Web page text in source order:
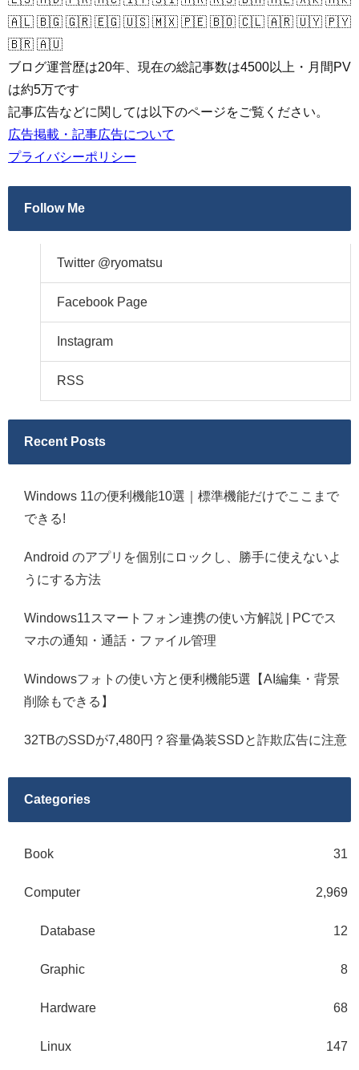
🇦🇱 🇧🇬 🇬🇷 🇪🇬 🇺🇸 🇲🇽 🇵🇪 🇧🇴 🇨🇱 🇦🇷 🇺🇾 🇵🇾
🇧🇷 🇦🇺
ブログ運営歴は20年、現在の総記事数は4500以上・月間PV
は約5万です
記事広告などに関しては以下のページをご覧ください。
広告掲載・記事広告について
プライバシーポリシー
Follow Me
Twitter @ryomatsu
Facebook Page
Instagram
RSS
Recent Posts
Windows 11の便利機能10選｜標準機能だけでここまで
できる!
Android のアプリを個別にロックし、勝手に使えないよ
うにする方法
Windows11スマートフォン連携の使い方解説 | PCでス
マホの通知・通話・ファイル管理
Windowsフォトの使い方と便利機能5選【AI編集・背景
削除もできる】
32TBのSSDが7,480円？容量偽装SSDと詐欺広告に注意
Categories
Book 31
Computer 2,969
Database 12
Graphic 8
Hardware 68
Linux 147